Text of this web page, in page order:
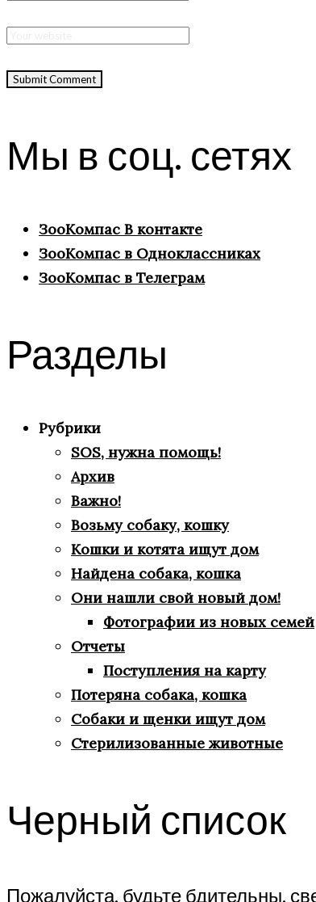
Мы в соц. сетях
ЗооКомпас В контакте
ЗооКомпас в Одноклассниках
ЗооКомпас в Телеграм
Разделы
Рубрики
SOS, нужна помощь!
Архив
Важно!
Возьму собаку, кошку
Кошки и котята ищут дом
Найдена собака, кошка
Они нашли свой новый дом!
Фотографии из новых семей
Отчеты
Поступления на карту
Потеряна собака, кошка
Собаки и щенки ищут дом
Стерилизованные животные
Черный список
Пожалуйста, будьте бдительны,